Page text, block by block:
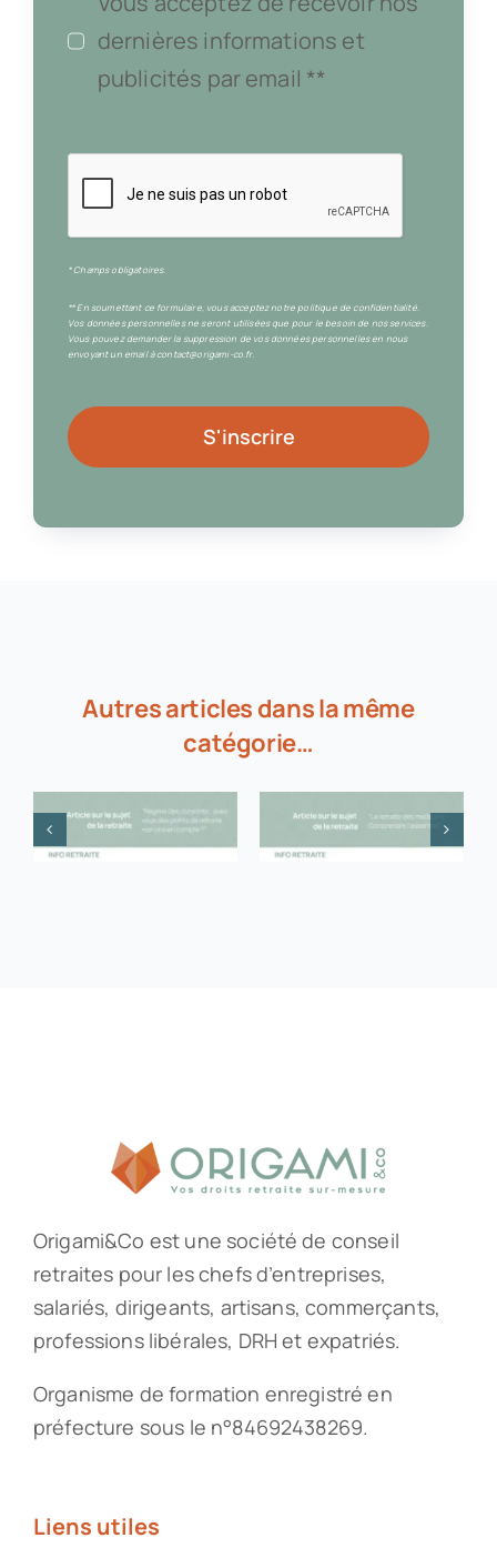
dernières informations et
publicités par email **
* Champs obligatoires.
** En soumettant ce formulaire, vous acceptez notre politique de confidentialité.
Vos données personnelles ne seront utilisées que pour le besoin de nos services.
Vous pouvez demander la suppression de vos données personnelles en nous
envoyant un email à contact@origami-co.fr.
S'inscrire
Autres articles dans la même
catégorie…
Origami&Co est une société de conseil
retraites pour les chefs d’entreprises,
salariés, dirigeants, artisans, commerçants,
professions libérales, DRH et expatriés.
Organisme de formation enregistré en
préfecture sous le n°84692438269.
Liens utiles